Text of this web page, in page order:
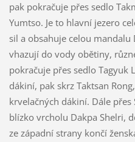
pak pokračuje přes sedlo
Yumtso. Je to hlavní jezero
sil a obsahuje celou mandalu
vhazují do vody obětiny,
pokračuje přes sedlo Tagyuk
dákiní, pak skrz Taktsan
krvelačných dákiní. Dále přes
blízko vrcholu Dakpa Shelri,
ze západní strany končí